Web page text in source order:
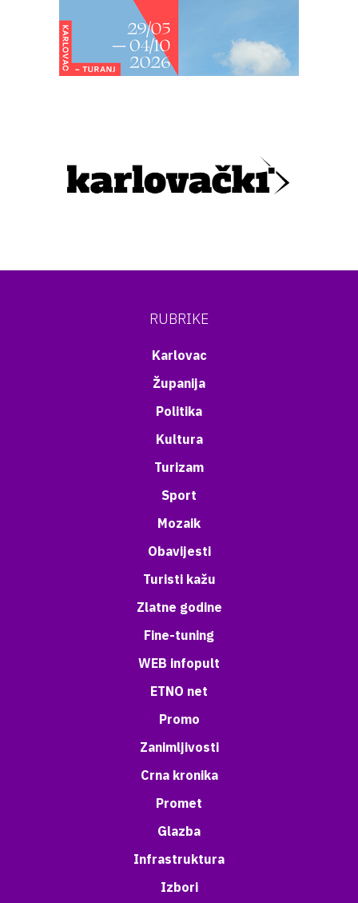
RUBRIKE
Karlovac
Županija
Politika
Kultura
Turizam
Sport
Mozaik
Obavijesti
Turisti kažu
Zlatne godine
Fine-tuning
WEB infopult
ETNO net
Promo
Zanimljivosti
Crna kronika
Promet
Glazba
Infrastruktura
Izbori